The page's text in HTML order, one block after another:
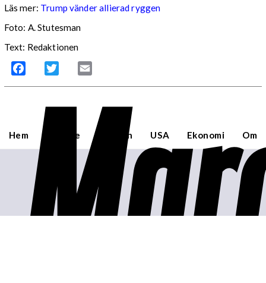
Läs mer: Trump vänder allierad ryggen
Foto: A. Stutesman
Text: Redaktionen
Facebook Twitter
Hem Sverige Världen USA Ekonomi Om